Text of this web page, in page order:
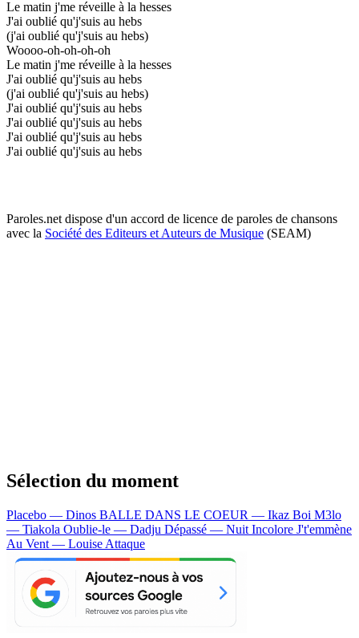
Le matin j'me réveille à la hesses
J'ai oublié qu'j'suis au hebs
(j'ai oublié qu'j'suis au hebs)
Woooo-oh-oh-oh-oh
Le matin j'me réveille à la hesses
J'ai oublié qu'j'suis au hebs
(j'ai oublié qu'j'suis au hebs)
J'ai oublié qu'j'suis au hebs
J'ai oublié qu'j'suis au hebs
J'ai oublié qu'j'suis au hebs
J'ai oublié qu'j'suis au hebs
Paroles.net dispose d'un accord de licence de paroles de chansons
avec la Société des Editeurs et Auteurs de Musique (SEAM)
Sélection du moment
Placebo — Dinos BALLE DANS LE COEUR — Ikaz Boi M3lo
— Tiakola Oublie-le — Dadju Dépassé — Nuit Incolore J't'emmène
Au Vent — Louise Attaque